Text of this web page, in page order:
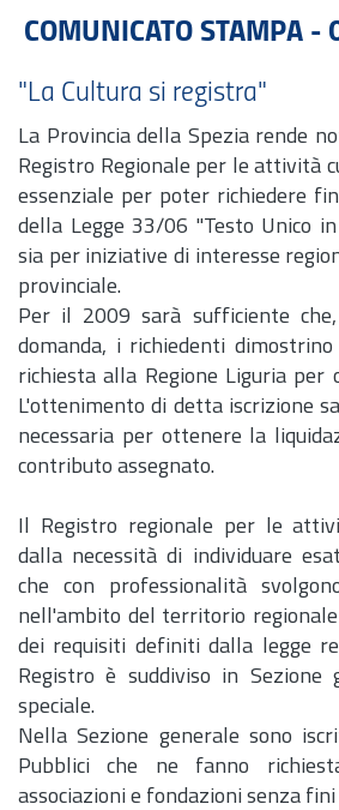
COMUNICATO
"La Cultura si registra"
La Provincia della Spezia rende
Registro Regionale per le attività
essenziale per poter richiedere
della Legge 33/06 "Testo Unico
sia per iniziative di interesse
provinciale.
Per il 2009 sarà sufficiente
domanda, i richiedenti
richiesta alla Regione Liguria per
L'ottenimento di detta iscrizione
necessaria per ottenere la
contributo assegnato.
Il Registro regionale per le
dalla necessità di individuare
che con professionalità
nell'ambito del territorio regionale
dei requisiti definiti dalla legge
Registro è suddiviso in Sezione
speciale.
Nella Sezione generale sono
Pubblici che ne fanno
associazioni e fondazioni senza